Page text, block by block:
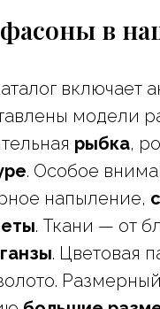
в
включает
модели
рыбка,
. Особое
напыление,
. Ткани — от
. Цветовая